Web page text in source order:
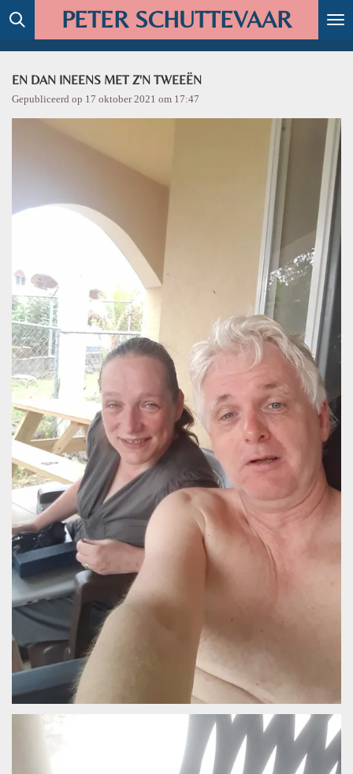
Ga
naar
PETER SCHUTTEVAAR
EN DAN INEENS MET Z'N TWEEËN
Gepubliceerd op 17 oktober 2021 om 17:47